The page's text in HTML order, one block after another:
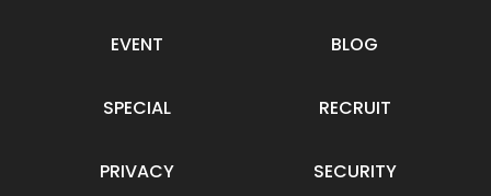
EVENT BLOG
SPECIAL RECRUIT
PRIVACY SECURITY